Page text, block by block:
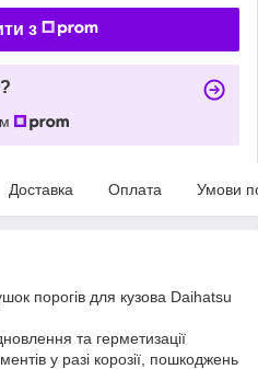
з
Доставка Оплата Умови
порогів для кузова Daihatsu
та герметизації
у разі корозії, пошкоджень